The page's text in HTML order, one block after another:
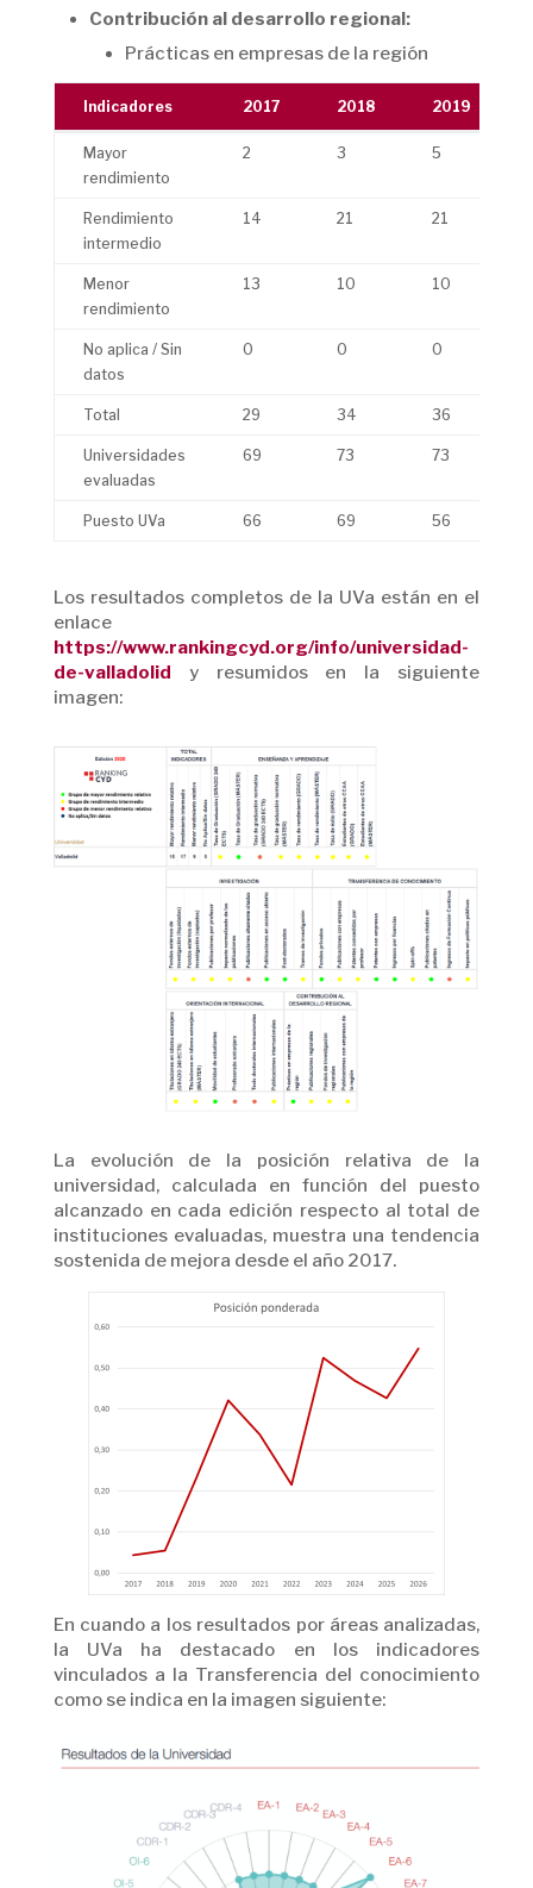
Contribución al desarrollo regional:
Prácticas en empresas de la región
Indicadores 2017 2018 2019
Indicadores 2017 2018 2019
Mayor
rendimiento
2 3 5
Rendimiento
intermedio
14 21 21
Menor
rendimiento
13 10 10
No aplica / Sin
datos
0 0 0
Total 29 34 36
Universidades
evaluadas
69 73 73
Puesto UVa 66 69 56
Los resultados completos de la UVa están en el
enlace
https://www.rankingcyd.org/info/universidad-
de-valladolid y resumidos en la siguiente
imagen:
La evolución de la posición relativa de la
universidad, calculada en función del puesto
alcanzado en cada edición respecto al total de
instituciones evaluadas, muestra una tendencia
sostenida de mejora desde el año 2017.
En cuando a los resultados por áreas analizadas,
la UVa ha destacado en los indicadores
vinculados a la Transferencia del conocimiento
como se indica en la imagen siguiente: